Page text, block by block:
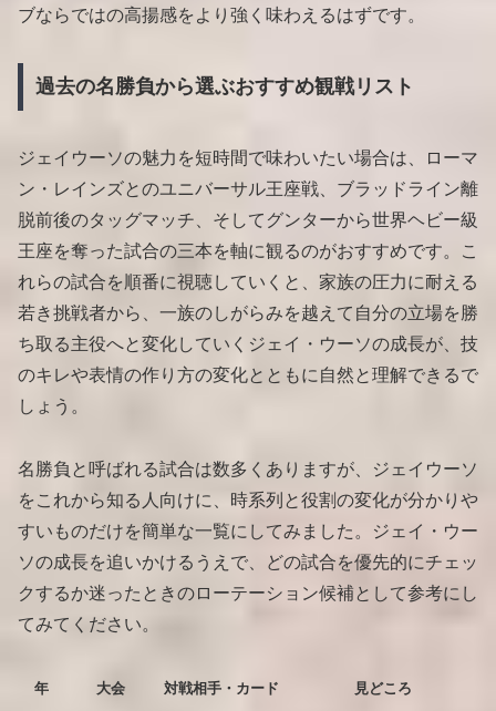
ブならではの高揚感をより強く味わえるはずです。
過去の名勝負から選ぶおすすめ観戦リスト
ジェイウーソの魅力を短時間で味わいたい場合は、ローマ
ン・レインズとのユニバーサル王座戦、ブラッドライン離
脱前後のタッグマッチ、そしてグンターから世界ヘビー級
王座を奪った試合の三本を軸に観るのがおすすめです。こ
れらの試合を順番に視聴していくと、家族の圧力に耐える
若き挑戦者から、一族のしがらみを越えて自分の立場を勝
ち取る主役へと変化していくジェイ・ウーソの成長が、技
のキレや表情の作り方の変化とともに自然と理解できるで
しょう。
名勝負と呼ばれる試合は数多くありますが、ジェイウーソ
をこれから知る人向けに、時系列と役割の変化が分かりや
すいものだけを簡単な一覧にしてみました。ジェイ・ウー
ソの成長を追いかけるうえで、どの試合を優先的にチェッ
クするか迷ったときのローテーション候補として参考にし
てみてください。
年 大会 対戦相手・カード
見どころ